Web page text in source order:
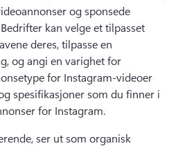
og sponsede
Bedrifter kan velge et tilpasset
deres, tilpasse en
og angi en varighet for
for Instagram-videoer
spesifikasjoner som du finner i
for Instagram.
ser ut som organisk